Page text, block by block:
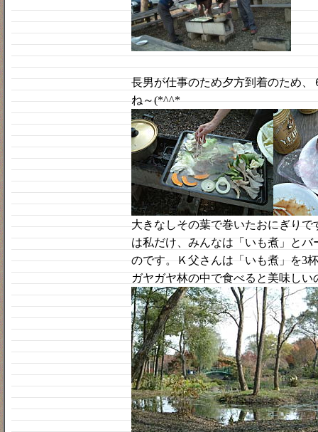
長男が仕事のため夕方到着のため
ね～(*^^*ゞ
大きなしその葉で巻いたおにぎり
は私だけ、みんなは「いも煮」と
のです。Ｋ父さんは「いも煮」を3
ガヤガヤ林の中で食べると美味しい